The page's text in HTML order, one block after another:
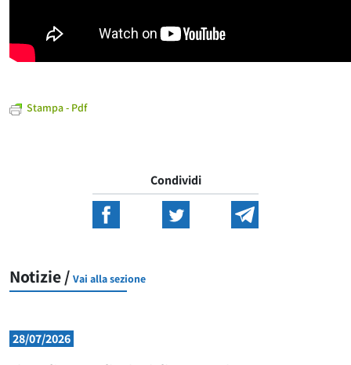
Stampa - Pdf
Condividi
Notizie / Vai alla sezione
28/07/2026